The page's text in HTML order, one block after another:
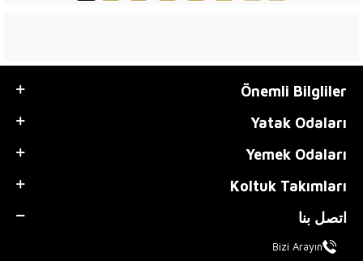
Önemli Bilgliler
Yatak Odaları
Yemek Odaları
Koltuk Takımları
اتصل بنا
Bizi Arayın